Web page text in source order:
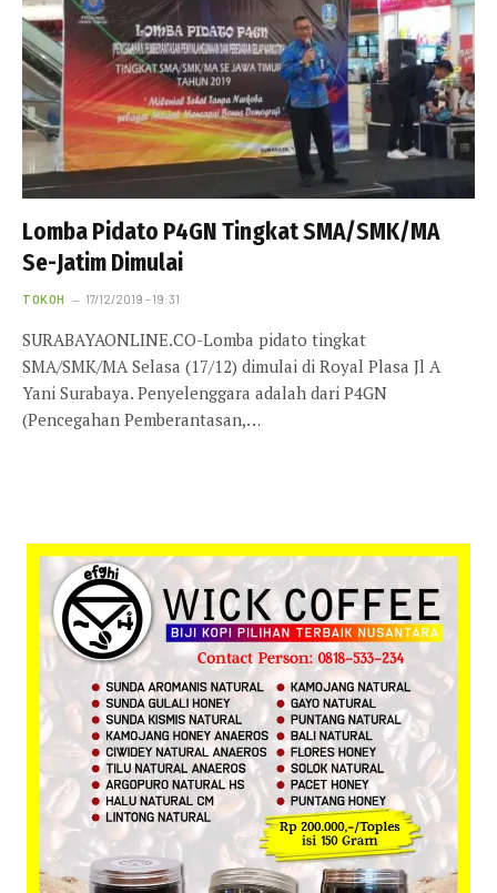
Lomba Pidato P4GN Tingkat SMA/SMK/MA
Se-Jatim Dimulai
TOKOH 17/12/2019 - 19:31
SURABAYAONLINE.CO-Lomba pidato tingkat
SMA/SMK/MA Selasa (17/12) dimulai di Royal Plasa Jl A
Yani Surabaya. Penyelenggara adalah dari P4GN
(Pencegahan Pemberantasan,…